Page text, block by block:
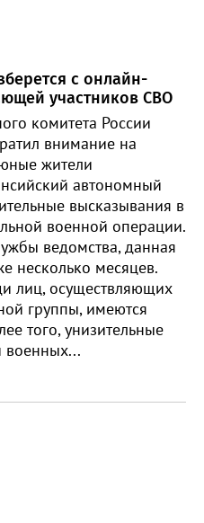
с онлайн-
участников СВО
комитета России
внимание на
жители
автономный
высказывания в
военной операции.
ведомства, данная
несколько месяцев.
лиц, осуществляющих
группы, имеются
того, унизительные
военных...